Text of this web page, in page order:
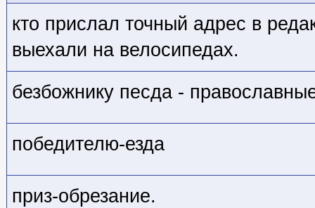
кто прислал точный адрес в
выехали на велосипедах.
безбожнику песда -
победителю-езда
приз-обрезание.